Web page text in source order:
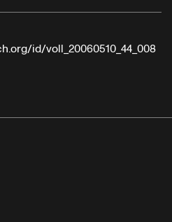
id/voll_20060510_44_008